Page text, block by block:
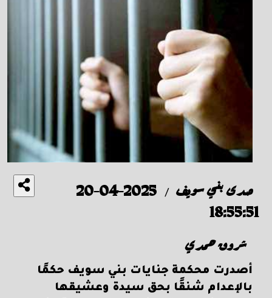
صدى بني سويف /
2025-04-20
18:55:51
شروق حمدي
أصدرت محكمة جنايات بني سويف حكمًا
بالإعدام شنقًا بحق سيدة وعشيقها